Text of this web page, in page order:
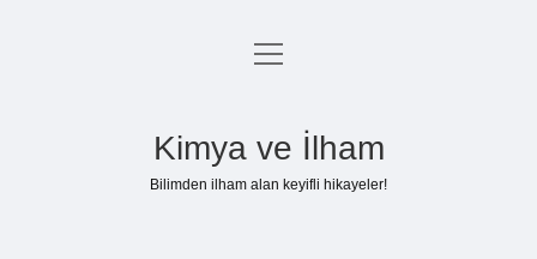
Anasayfa
menüyü
Kimya ve İlham
Bilimden ilham alan keyifli hikayeler!